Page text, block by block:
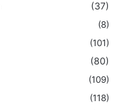
(37)
(8)
(101)
(80)
(109)
(118)